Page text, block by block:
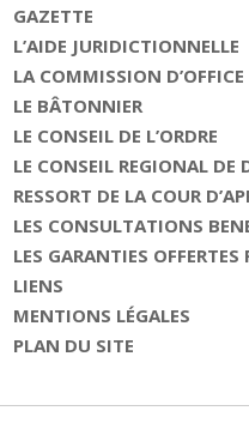
GAZETTE
L’AIDE JURIDICTIONNELLE
LA COMMISSION D’OFFICE
LE BÂTONNIER
LE CONSEIL DE L’ORDRE
LE CONSEIL REGIONAL DE
RESSORT DE LA COUR
LES CONSULTATIONS
LES GARANTIES OFFERTES
LIENS
MENTIONS LÉGALES
PLAN DU SITE